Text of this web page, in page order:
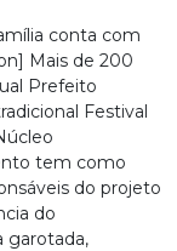
conta com
Mais de 200
Prefeito
Festival
tem como
do projeto
do
garotada,